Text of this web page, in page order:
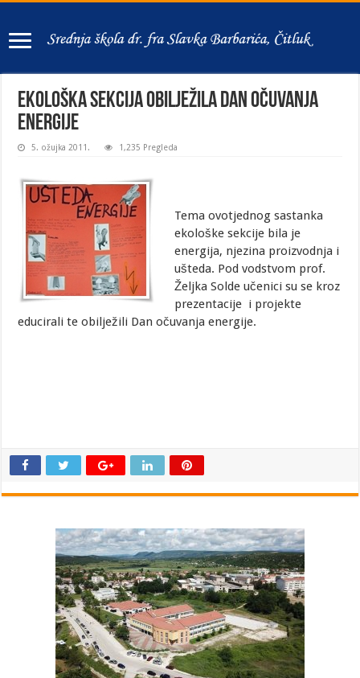
Ekološka sekcija obilježila Dan očuvanja
energije
5. ožujka 2011. 1,235 Pregleda
Tema ovotjednog sastanka
ekološke sekcije bila je
energija, njezina proizvodnja i
ušteda. Pod vodstvom prof.
Željka Solde učenici su se kroz
prezentacije i projekte
educirali te obilježili Dan očuvanja energije.